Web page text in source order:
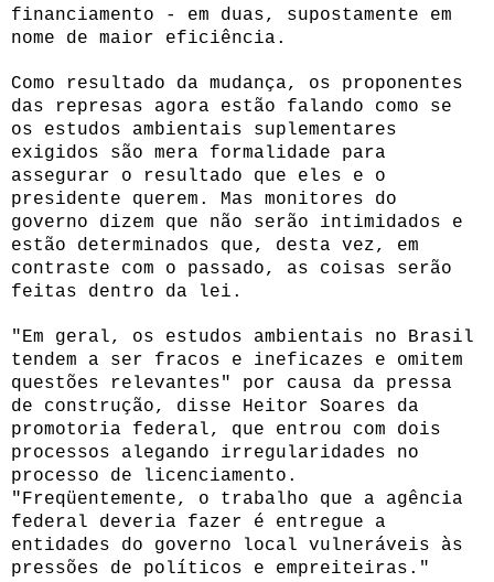
financiamento - em duas, supostamente em
nome de maior eficiência.
Como resultado da mudança, os proponentes
das represas agora estão falando como se
os estudos ambientais suplementares
exigidos são mera formalidade para
assegurar o resultado que eles e o
presidente querem. Mas monitores do
governo dizem que não serão intimidados e
estão determinados que, desta vez, em
contraste com o passado, as coisas serão
feitas dentro da lei.
"Em geral, os estudos ambientais no Brasil
tendem a ser fracos e ineficazes e omitem
questões relevantes" por causa da pressa
de construção, disse Heitor Soares da
promotoria federal, que entrou com dois
processos alegando irregularidades no
processo de licenciamento.
"Freqüentemente, o trabalho que a agência
federal deveria fazer é entregue a
entidades do governo local vulneráveis às
pressões de políticos e empreiteiras."